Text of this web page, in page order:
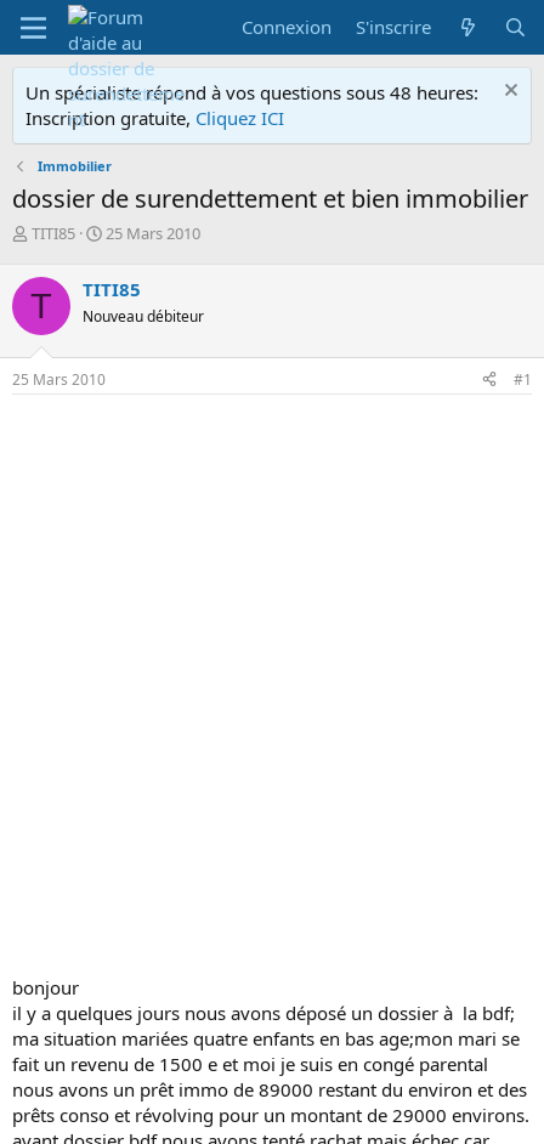
Connexion S'inscrire
Un spécialiste répond à vos questions sous 48 heures:
Inscription gratuite, Cliquez ICI
Immobilier
dossier de surendettement et bien immobilier
A
t
e
u
r
d
e
TITI85
D
e
d
d
é
25 Mars 2010
T TITI85
Nouveau débiteur
25 Mars 2010 #1
bonjour
il y a quelques jours nous avons déposé un dossier à la bdf;
ma situation mariées quatre enfants en bas age;mon mari se
fait un revenu de 1500 e et moi je suis en congé parental
nous avons un prêt immo de 89000 restant du environ et des
prêts conso et révolving pour un montant de 29000 environs.